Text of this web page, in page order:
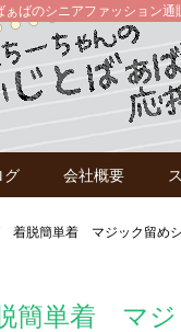
ばのシニアファッション通
グ 会社概要
脱簡単着 マジック留めシ
単着 マジ